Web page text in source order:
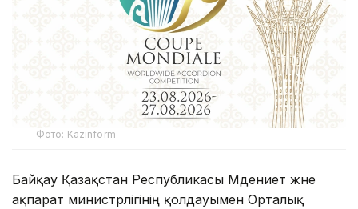
Фото: Kazinform
Байқау Қазақстан Республикасы Мәдениет және
ақпарат министрлігінің қолдауымен Орталық